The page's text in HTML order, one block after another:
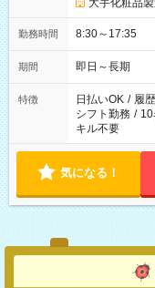
大手化粧品
勤務時間 8:30～17:35
期間 即日～長期
特徴 日払いOK / 履
シフト勤務 /
キル不要
気になる！